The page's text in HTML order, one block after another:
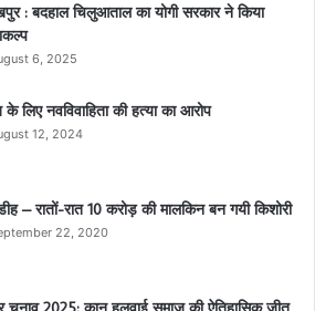
: बदहाल चिलुआताल का योगी सरकार ने किया
6, 2025
लिए नवविवाहिता की हत्या का आरोप
12, 2024
– रातों-रात 10 करोड़ की मालकिन बन गयी किशोरी
22, 2020